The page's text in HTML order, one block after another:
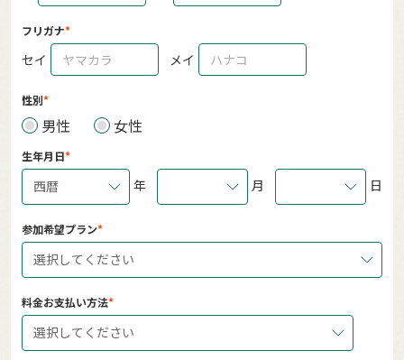
フリガナ
セイ メイ
性別
男性 女性
生年月日
西暦 年 月 日
参加希望プラン
選択してください
料金お支払い方法
選択してください